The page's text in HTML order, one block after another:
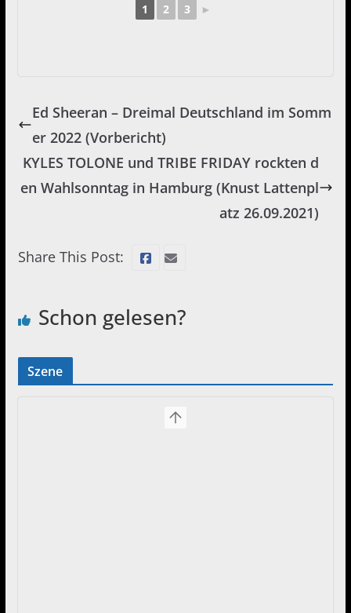
1 2 3 ►
Ed Sheeran – Dreimal Deutschland im Somm
er 2022 (Vorbericht)
KYLES TOLONE und TRIBE FRIDAY rockten d
en Wahlsonntag in Hamburg (Knust Lattenpl
atz 26.09.2021)
Share This Post:
Schon gelesen?
Szene